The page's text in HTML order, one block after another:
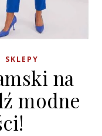
SKLEPY
na
modne